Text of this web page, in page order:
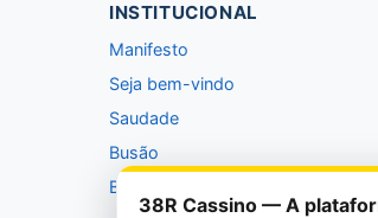
INSTITUCIONAL
Manifesto
Seja bem-vindo
Saudade
Busão
Barão
38R Cassino — A